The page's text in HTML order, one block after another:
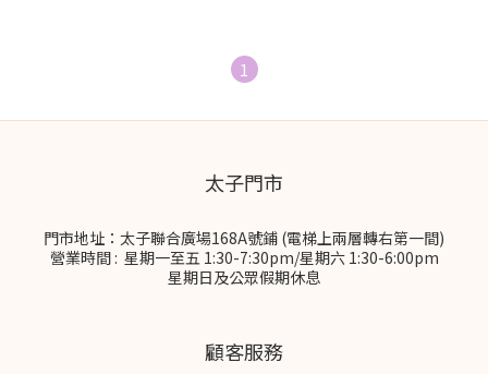
1
太子門市
門市地址：太子聯合廣場168A號鋪 (電梯上兩層轉右第一間)
營業時間 : 星期一至五 1:30-7:30pm/星期六 1:30-6:00pm
星期日及公眾假期休息
顧客服務